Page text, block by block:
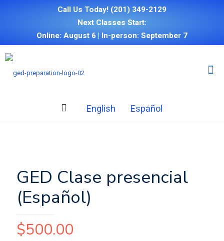
Call Us Today! (201) 349-2129
Next Classes Start:
Online: August 6 | In-person: September 7
English Español
GED Clase presencial
(Español)
$500.00